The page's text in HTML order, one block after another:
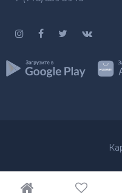
© 2012-2026